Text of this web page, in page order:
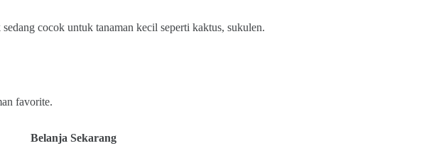
sedang cocok untuk tanaman kecil seperti kaktus, sukulen.
favorite.
Belanja Sekarang